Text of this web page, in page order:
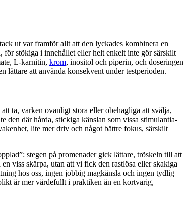
ut var framför allt att den lyckades kombinera en
för stökiga i innehållet eller helt enkelt inte gör särskilt
L-karnitin, krom, inositol och piperin, och doseringen
lättare att använda konsekvent under testperioden.
ta, varken ovanligt stora eller obehagliga att svälja,
den där hårda, stickiga känslan som vissa stimulantia-
lite mer driv och något bättre fokus, särskilt
stegen på promenader gick lättare, tröskeln till att
viss skärpa, utan att vi fick den rastlösa eller skakiga
hos oss, ingen jobbig magkänsla och ingen tydlig
är mer värdefullt i praktiken än en kortvarig,